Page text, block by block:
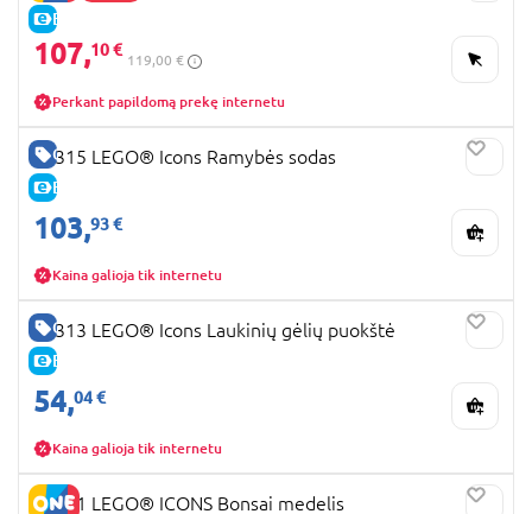
E-KAINA
107,10 €
119,00 €
Perkant papildomą prekę internetu
GERA KAINA
E-KAINA
10315 LEGO® Icons Ramybės sodas
103,93 €
Kaina galioja tik internetu
GERA KAINA
E-KAINA
10313 LEGO® Icons Laukinių gėlių puokštė
54,04 €
Kaina galioja tik internetu
10281 LEGO® ICONS Bonsai medelis